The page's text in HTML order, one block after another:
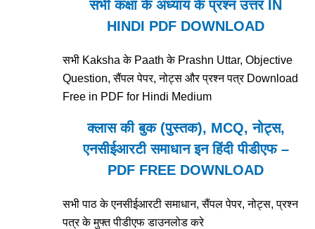
सभी कक्षा के अध्याय के प्रश्न उत्तर IN
HINDI PDF DOWNLOAD
सभी Kaksha के Paath के Prashn Uttar, Objective
Question, सैंपल पेपर, नोट्स और प्रश्न पत्र Download
Free in PDF for Hindi Medium
क्लास की बुक (पुस्तक), MCQ, नोट्स,
एनसीईआरटी समाधान इन हिंदी पीडीएफ –
PDF FREE DOWNLOAD
सभी पाठ के एनसीईआरटी समाधान, सैंपल पेपर, नोट्स, प्रश्न
पत्र के मुफ्त पीडीएफ डाउनलोड करे